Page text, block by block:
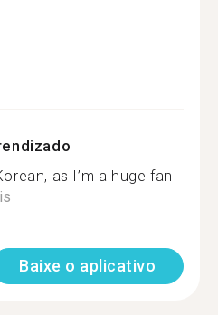
as I’m a huge fan
Baixe o aplicativo